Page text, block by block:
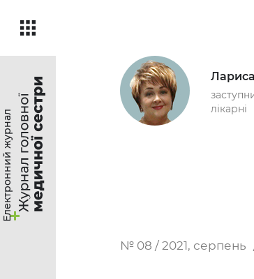
лікарні
№ 08 / 2021, серпень
Електронний журнал